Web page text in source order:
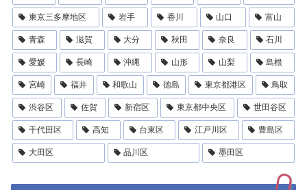
東京三多摩地区 岩手 香川 山口 富山
青森 滋賀 大分 秋田 奈良 石川
愛媛 長崎 沖縄 山形 山梨 島根
宮崎 福井 和歌山 徳島 東京都港区 鳥取
渋谷区 佐賀 新宿区 東京都中央区 世田谷区
千代田区 高知 台東区 江戸川区 豊島区
大田区 品川区 墨田区